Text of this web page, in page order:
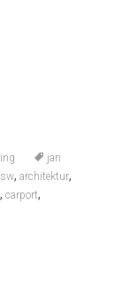
jan
, architektur,
, carport,